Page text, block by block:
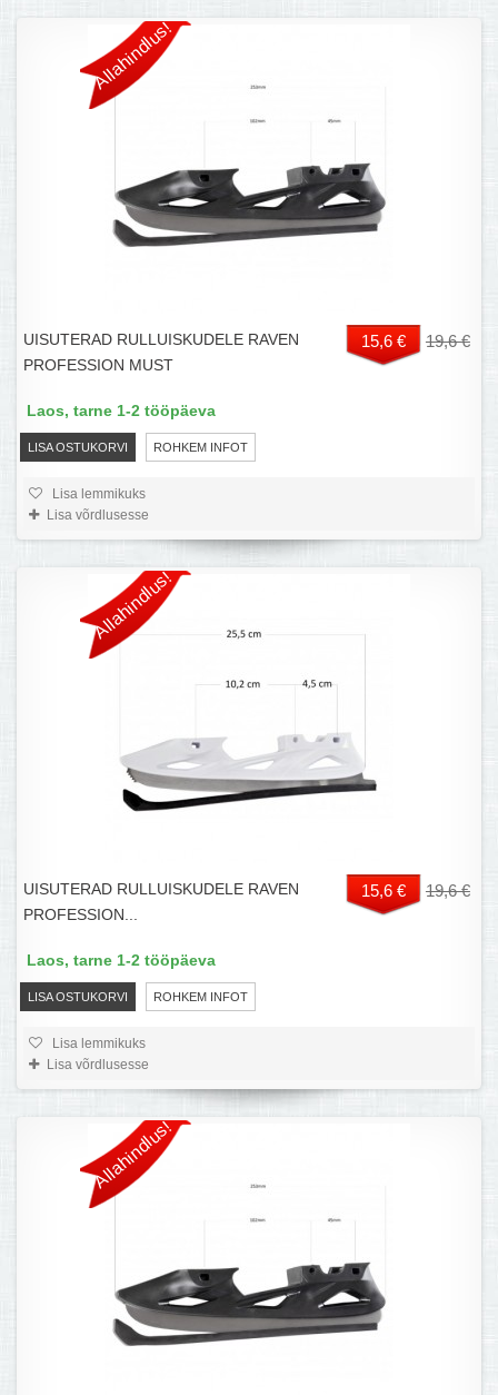
Allahindlus!
UISUTERAD RULLUISKUDELE RAVEN
PROFESSION MUST
15,6 € 19,6 €
LISA OSTUKORVI ROHKEM INFOT
Laos, tarne 1-2 tööpäeva
Lisa lemmikuks
Lisa võrdlusesse
Allahindlus!
UISUTERAD RULLUISKUDELE RAVEN
PROFESSION...
15,6 € 19,6 €
LISA OSTUKORVI ROHKEM INFOT
Laos, tarne 1-2 tööpäeva
Lisa lemmikuks
Lisa võrdlusesse
Allahindlus!